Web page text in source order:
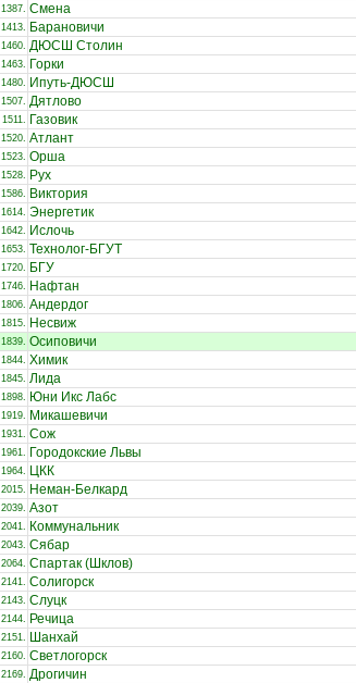
1387. Смена
1413. Барановичи
1460. ДЮСШ Столин
1463. Горки
1480. Ипуть-ДЮСШ
1507. Дятлово
1511. Газовик
1520. Атлант
1523. Орша
1528. Рух
1586. Виктория
1614. Энергетик
1642. Ислочь
1653. Технолог-БГУТ
1720. БГУ
1746. Нафтан
1806. Андердог
1815. Несвиж
1839. Осиповичи
1844. Химик
1845. Лида
1898. Юни Икс Лабс
1919. Микашевичи
1931. Сож
1961. Городокские Львы
1964. ЦКК
2015. Неман-Белкард
2039. Азот
2041. Коммунальник
2043. Сябар
2064. Спартак (Шклов)
2141. Солигорск
2143. Слуцк
2144. Речица
2151. Шанхай
2160. Светлогорск
2169. Дрогичин